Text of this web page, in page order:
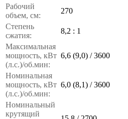
Рабочий
объем, см:
270
Степень
сжатия:
8,2 : 1
Максимальная
мощность, кВт
(л.с.)/об.мин:
6,6 (9,0) / 3600
Номинальная
мощность, кВт
(л.с.)/об.мин:
6,0 (8,1) / 3600
Номинальный
крутящий